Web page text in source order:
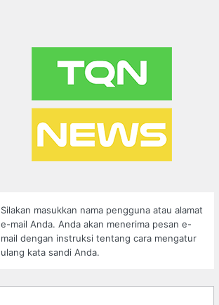
Silakan masukkan nama pengguna atau alamat
e-mail Anda. Anda akan menerima pesan e-
mail dengan instruksi tentang cara mengatur
ulang kata sandi Anda.